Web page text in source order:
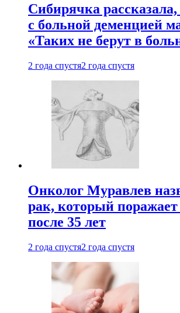
Сибирячка
с больной деменцией
«Таких не берут в
2 года спустя2 года спустя
Онколог Муравлев
рак, который
после 35 лет
2 года спустя2 года спустя